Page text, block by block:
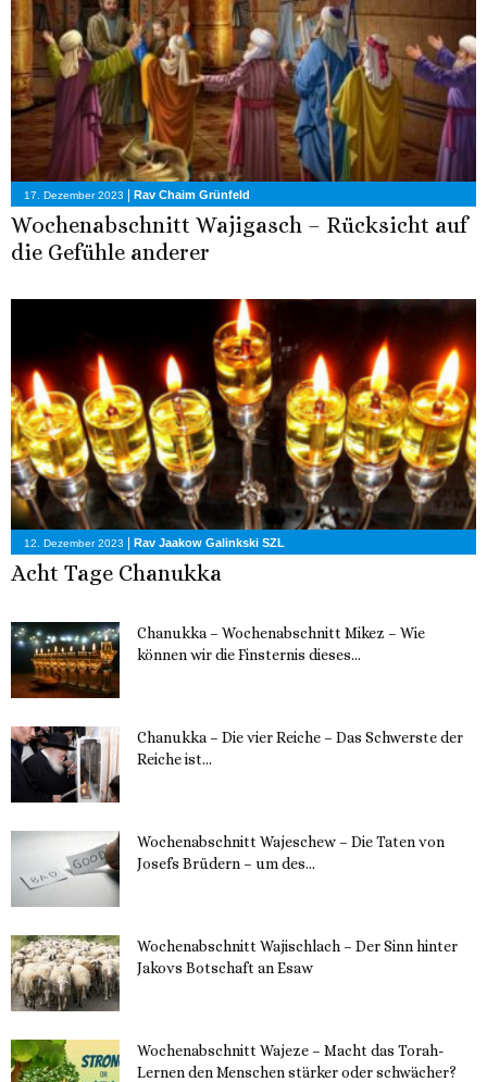
17. Dezember 2023 Rav Chaim Grünfeld
Wochenabschnitt Wajigasch – Rücksicht auf
die Gefühle anderer
12. Dezember 2023 | Rav Jaakow Galinkski SZL
Acht Tage Chanukka
Chanukka – Wochenabschnitt Mikez – Wie
können wir die Finsternis dieses...
Chanukka – Die vier Reiche – Das Schwerste der
Reiche ist...
Wochenabschnitt Wajeschew – Die Taten von
Josefs Brüdern – um des...
Wochenabschnitt Wajischlach – Der Sinn hinter
Jakovs Botschaft an Esaw
Wochenabschnitt Wajeze – Macht das Torah-
Lernen den Menschen stärker oder schwächer?